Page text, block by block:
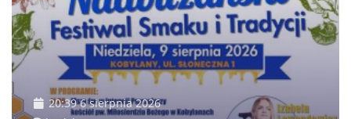
20:39 6 sierpnia 2026